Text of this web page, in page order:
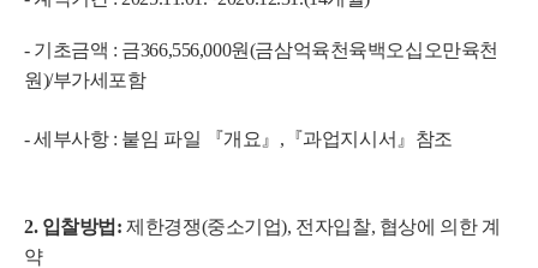
- 기초금액 : 금366,556,000원(금삼억육천육백오십오만육천
원)/부가세포함
- 세부사항 : 붙임 파일 『개요 』, 『과업지시서 』참조
2. 입찰방법: 제한경쟁(중소기업), 전자입찰, 협상에 의한 계
약